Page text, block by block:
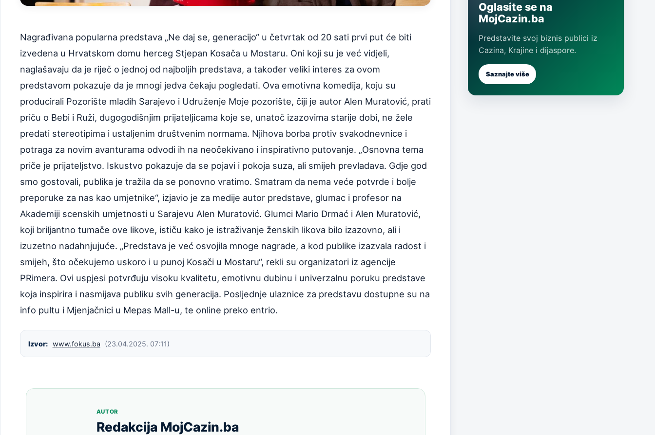
Nagrađivana popularna predstava „Ne daj se, generacijo“ u četvrtak od 20 sati prvi put će biti
izvedena u Hrvatskom domu herceg Stjepan Kosača u Mostaru. Oni koji su je već vidjeli,
naglašavaju da je riječ o jednoj od najboljih predstava, a također veliki interes za ovom
predstavom pokazuje da je mnogi jedva čekaju pogledati. Ova emotivna komedija, koju su
producirali Pozorište mladih Sarajevo i Udruženje Moje pozorište, čiji je autor Alen Muratović, prati
priču o Bebi i Ruži, dugogodišnjim prijateljicama koje se, unatoč izazovima starije dobi, ne žele
predati stereotipima i ustaljenim društvenim normama. Njihova borba protiv svakodnevnice i
potraga za novim avanturama odvodi ih na neočekivano i inspirativno putovanje. „Osnovna tema
priče je prijateljstvo. Iskustvo pokazuje da se pojavi i pokoja suza, ali smijeh prevladava. Gdje god
smo gostovali, publika je tražila da se ponovno vratimo. Smatram da nema veće potvrde i bolje
preporuke za nas kao umjetnike“, izjavio je za medije autor predstave, glumac i profesor na
Akademiji scenskih umjetnosti u Sarajevu Alen Muratović. Glumci Mario Drmać i Alen Muratović,
koji briljantno tumače ove likove, ističu kako je istraživanje ženskih likova bilo izazovno, ali i
izuzetno nadahnjujuće. „Predstava je već osvojila mnoge nagrade, a kod publike izazvala radost i
smijeh, što očekujemo uskoro i u punoj Kosači u Mostaru“, rekli su organizatori iz agencije
PRimera. Ovi uspjesi potvrđuju visoku kvalitetu, emotivnu dubinu i univerzalnu poruku predstave
koja inspirira i nasmijava publiku svih generacija. Posljednje ulaznice za predstavu dostupne su na
info pultu i Mjenjačnici u Mepas Mall-u, te online preko entrio.
Izvor: www.fokus.ba (23.04.2025. 07:11)
AUTOR
Redakcija MojCazin.ba
Oglasite se na
MojCazin.ba
Predstavite svoj biznis publici iz
Cazina, Krajine i dijaspore.
Saznajte više